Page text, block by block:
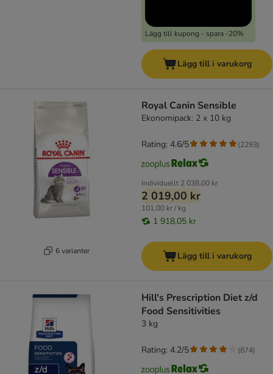
Lägg till kupong - spara -20%
Lägg till i varukorg
6 varianter
Royal Canin Sensible
Ekonomipack: 2 x 10 kg
Individuellt 2 038,00 kr
2 019,00 kr
101,00 kr / kg
1 918,05 kr
Rating: 4.6/5 (2293)
Lägg till i varukorg
Hill's Prescription Diet z/d
Food Sensitivities
3 kg
Rating: 4.2/5 (874)